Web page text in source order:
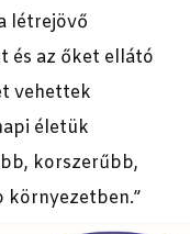
létrejövő
és az őket ellátó
vehettek
életük
korszerűbb,
környezetben.”